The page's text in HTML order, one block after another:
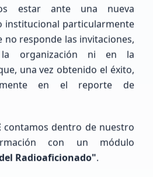
Rosas
(SWL / Aspirante)
Ciudad de México
estar ante una nueva
institucional particularmente
no responde las invitaciones,
organización ni en la
una vez obtenido el éxito,
en el reporte de
contamos dentro de nuestro
con un módulo
Radioaficionado".